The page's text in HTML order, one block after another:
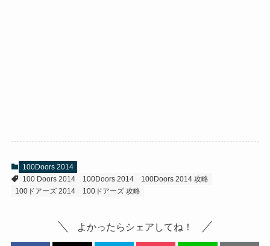
100Doors 2014
100 Doors 2014
100Doors 2014
100Doors 2014 攻略
100ドアーズ 2014
100ドアーズ 攻略
よかったらシェアしてね！